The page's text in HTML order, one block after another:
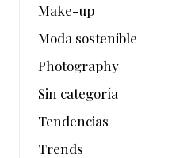
Make-up
Moda sostenible
Photography
Sin categoría
Tendencias
Trends